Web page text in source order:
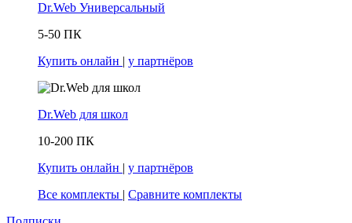
Dr.Web Универсальный
5-50 ПК
Купить онлайн | у партнёров
Dr.Web для школ
10-200 ПК
Купить онлайн | у партнёров
Все комплекты | Сравните комплекты